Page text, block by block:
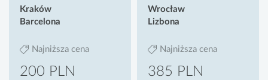
Kraków
Barcelona
Najniższa cena
200 PLN
Wrocław
Lizbona
Najniższa cena
385 PLN